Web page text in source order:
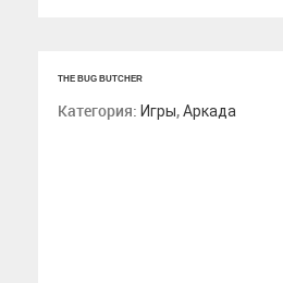
THE BUG BUTCHER
Категория: Игры,Аркада